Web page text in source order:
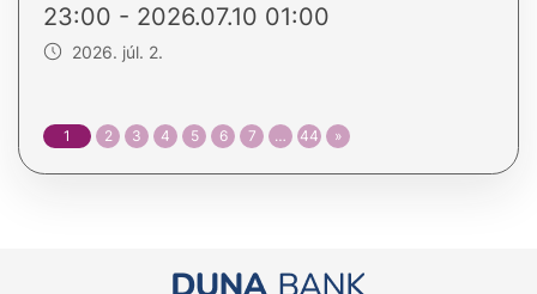
23:00 - 2026.07.10 01:00
2026. júl. 2.
1 2 3 4 5 6 7 … 44 »